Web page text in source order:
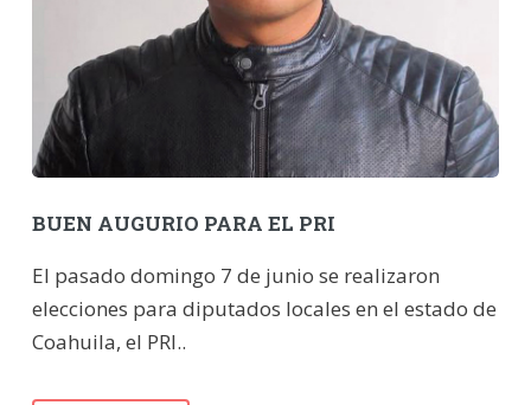
BUEN AUGURIO PARA EL PRI
El pasado domingo 7 de junio se realizaron
elecciones para diputados locales en el estado de
Coahuila, el PRI..